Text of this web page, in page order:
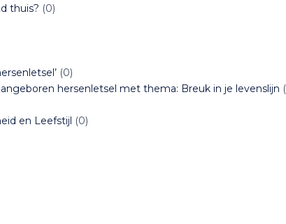
thuis? (0)
(0)
hersenletsel met thema: Breuk in je levenslijn
en Leefstijl (0)